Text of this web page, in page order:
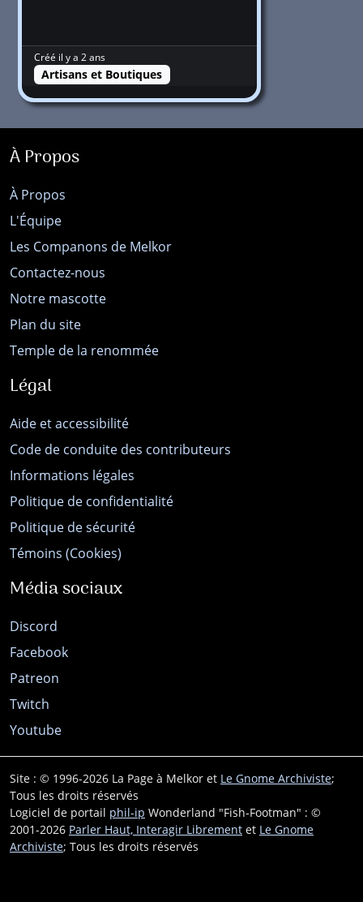
Créé il y a 2 ans
Artisans et Boutiques
À Propos
À Propos
L'Équipe
Les Companons de Melkor
Contactez-nous
Notre mascotte
Plan du site
Temple de la renommée
Légal
Aide et accessibilité
Code de conduite des contributeurs
Informations légales
Politique de confidentialité
Politique de sécurité
Témoins (Cookies)
Média sociaux
Discord
Facebook
Patreon
Twitch
Youtube
Site : © 1996-2026 La Page à Melkor et Le Gnome Archiviste;
Tous les droits réservés
Logiciel de portail phil-ip Wonderland "Fish-Footman" : ©
2001-2026 Parler Haut, Interagir Librement et Le Gnome
Archiviste; Tous les droits réservés